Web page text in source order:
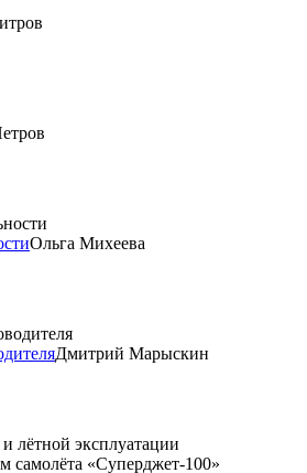
Ольга Михеева
Дмитрий Марыскин